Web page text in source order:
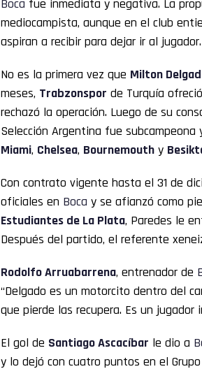
Boca fue inmediata y negativa. La
mediocampista, aunque en el club
aspiran a recibir para dejar ir al jugador.
No es la primera vez que Milton
meses, Trabzonspor de Turquía
rechazó la operación. Luego de su
Selección Argentina fue subcampeona
Miami, Chelsea, Bournemouth y
Con contrato vigente hasta el 31 de
oficiales en Boca y se afianzó como
Estudiantes de La Plata, Paredes le
Después del partido, el referente
Rodolfo Arruabarrena, entrenador de
“Delgado es un motorcito dentro del
que pierde las recupera. Es un jugador
El gol de Santiago Ascacíbar le dio a
y lo dejó con cuatro puntos en el